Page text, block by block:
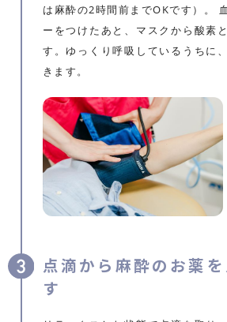
は麻酔の2時間前までOKです）。
ーをつけたあと、マスクから酸素
す。ゆっくり呼吸しているうちに
きます。
点滴から麻酔のお薬
す